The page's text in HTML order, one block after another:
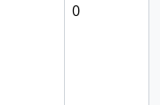
0